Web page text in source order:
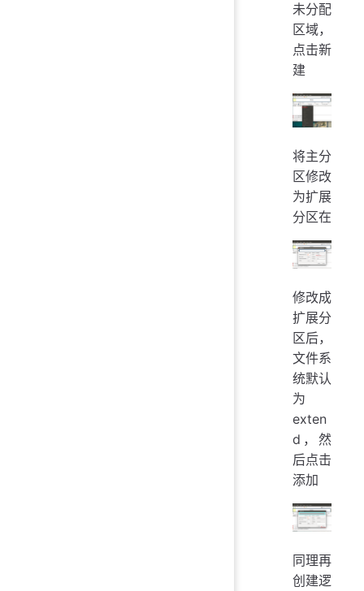
未分配
区域，
点击新
建
将主分
区修改
为扩展
分区在
修改成
扩展分
区后，
文件系
统默认
为
exten
d，然
后点击
添加
同理再
创建逻